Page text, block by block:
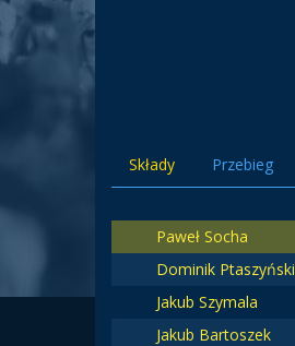
Składy Przebieg
Paweł Socha
Dominik Ptaszyński
Jakub Szymala
Jakub Bartoszek